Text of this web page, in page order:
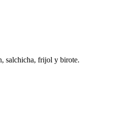
salchicha, frijol y birote.